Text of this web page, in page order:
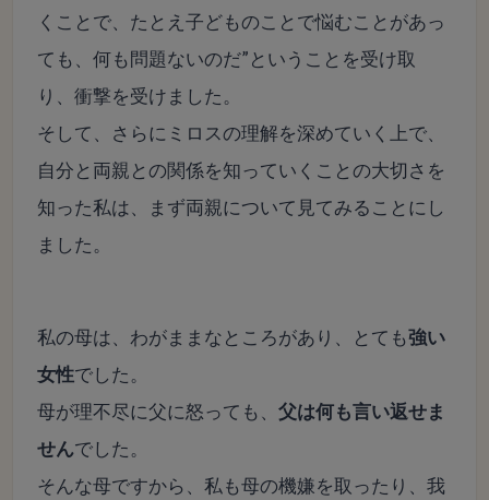
くことで、たとえ子どものことで悩むことがあっ
ても、何も問題ないのだ”ということを受け取
り、衝撃を受けました。
そして、さらにミロスの理解を深めていく上で、
自分と両親との関係を知っていくことの大切さを
知った私は、まず両親について見てみることにし
ました。
私の母は、わがままなところがあり、とても強い
女性でした。
母が理不尽に父に怒っても、 父は何も言い返せま
せんでした。
そんな母ですから、私も母の機嫌を取ったり、我